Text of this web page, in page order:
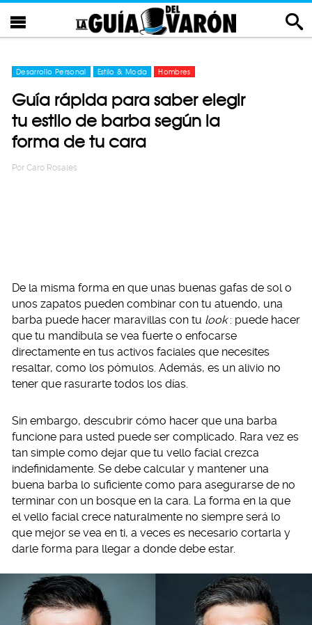
Desarrollo Personal Estilo & Moda Hombres
Guía rápida para saber elegir
tu estilo de barba según la
forma de tu cara
Por Caro Rosales
De la misma forma en que unas buenas gafas de sol o
unos zapatos pueden combinar con tu atuendo, una
barba puede hacer maravillas con tu look : puede hacer
que tu mandíbula se vea fuerte o enfocarse
directamente en tus activos faciales que necesites
resaltar, como los pómulos. Además, es un alivio no
tener que rasurarte todos los días.
Sin embargo, descubrir cómo hacer que una barba
funcione para usted puede ser complicado. Rara vez es
tan simple como dejar que tu vello facial crezca
indefinidamente. Se debe calcular y mantener una
buena barba lo suficiente como para asegurarse de no
terminar con un bosque en la cara. La forma en la que
el vello facial crece naturalmente no siempre será lo
que mejor se vea en ti, a veces es necesario cortarla y
darle forma para llegar a donde debe estar.